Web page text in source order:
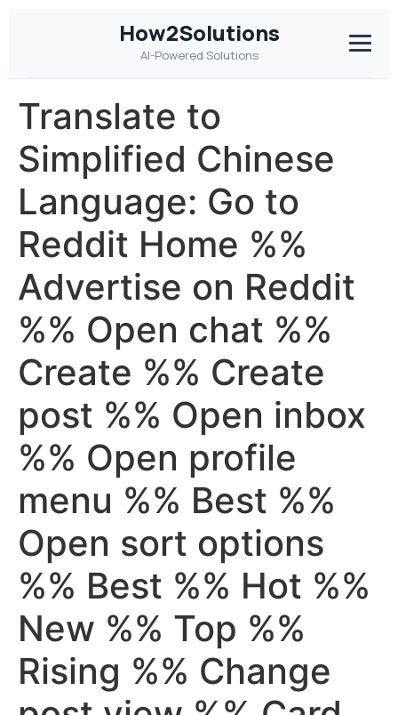
How2Solutions
AI-Powered Solutions
Translate to
Simplified Chinese
Language: Go to
Reddit Home %%
Advertise on Reddit
%% Open chat %%
Create %% Create
post %% Open inbox
%% Open profile
menu %% Best %%
Open sort options
%% Best %% Hot %%
New %% Top %%
Rising %% Change